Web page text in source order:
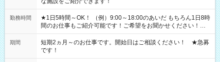
勤務時間
★1日5時間～OK！ （例）9:00～18:00のあいだ もちろん1日8時
間のお仕事もご紹介可能です！ご希望をお聞かせください！★
家庭の都合でお休みが必要な場合も遠慮なくご相談ください。
※週最低15時間以上の勤務が必要です
期間
短期2ヵ月～のお仕事です。開始日はご相談ください！ ★急募
です！